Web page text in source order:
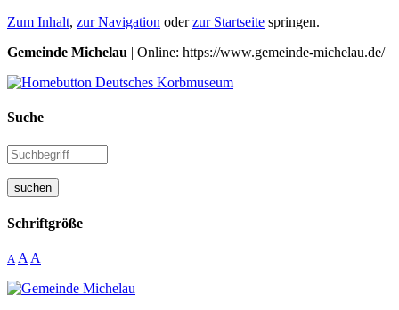
Zum Inhalt, zur Navigation oderzur Startseite springen.
Gemeinde Michelau | Online: https://www.gemeinde-michelau.de/
Suche
suchen
Schriftgröße
A A A